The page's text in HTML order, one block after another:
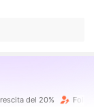
del 20%